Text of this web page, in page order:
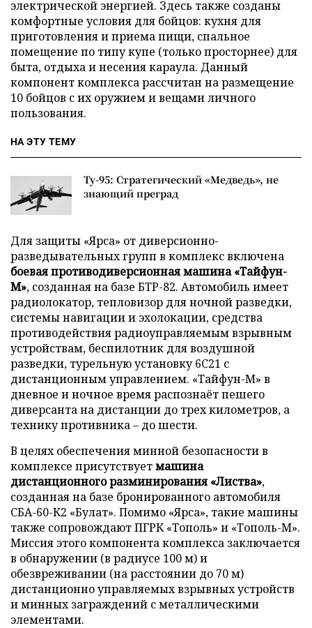
электрической энергией. Здесь также созданы
комфортные условия для бойцов: кухня для
приготовления и приема пищи, спальное
помещение по типу купе (только просторнее) для
быта, отдыха и несения караула. Данный
компонент комплекса рассчитан на размещение
10 бойцов с их оружием и вещами личного
пользования.
НА ЭТУ ТЕМУ
Ту-95: Стратегический «Медведь», не
знающий преград
Для защиты «Ярса» от диверсионно-
разведывательных групп в комплекс включена
боевая противодиверсионная машина «Тайфун-
М», созданная на базе БТР-82. Автомобиль имеет
радиолокатор, тепловизор для ночной разведки,
системы навигации и эхолокации, средства
противодействия радиоуправляемым взрывным
устройствам, беспилотник для воздушной
разведки, турельную установку 6С21 с
дистанционным управлением. «Тайфун-М» в
дневное и ночное время распознаёт пешего
диверсанта на дистанции до трех километров, а
технику противника – до шести.
В целях обеспечения минной безопасности в
комплексе присутствуетмашина
дистанционного разминирования «Листва»,
созданная на базе бронированного автомобиля
СБА-60-К2 «Булат». Помимо «Ярса», такие машины
также сопровождают ПГРК «Тополь» и «Тополь-М».
Миссия этого компонента комплекса заключается
в обнаружении (в радиусе 100 м) и
обезвреживании (на расстоянии до 70 м)
дистанционно управляемых взрывных устройств
и минных заграждений с металлическими
элементами.